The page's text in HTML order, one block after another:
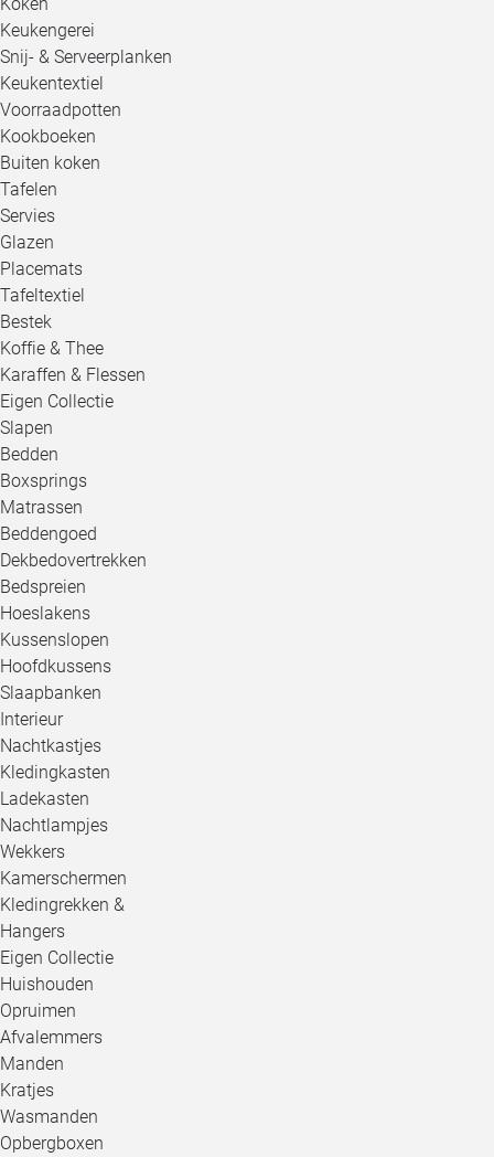
Keukengerei
Snij- & Serveerplanken
Keukentextiel
Voorraadpotten
Kookboeken
Buiten koken
Tafelen
Servies
Glazen
Placemats
Tafeltextiel
Bestek
Koffie & Thee
Karaffen & Flessen
Eigen Collectie
Slapen
Bedden
Boxsprings
Matrassen
Beddengoed
Dekbedovertrekken
Bedspreien
Hoeslakens
Kussenslopen
Hoofdkussens
Slaapbanken
Interieur
Nachtkastjes
Kledingkasten
Ladekasten
Nachtlampjes
Wekkers
Kamerschermen
Kledingrekken &
Hangers
Eigen Collectie
Huishouden
Opruimen
Afvalemmers
Manden
Kratjes
Wasmanden
Opbergboxen